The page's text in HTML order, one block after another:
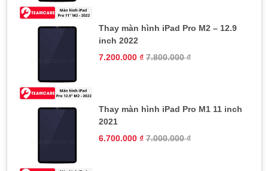
Thay màn hình iPad Pro M2 – 12.9
inch 2022
7.200.000 ₫ 7.800.000₫
Thay màn hình iPad Pro M1 11 inch
2021
6.700.000 ₫ 7.000.000₫